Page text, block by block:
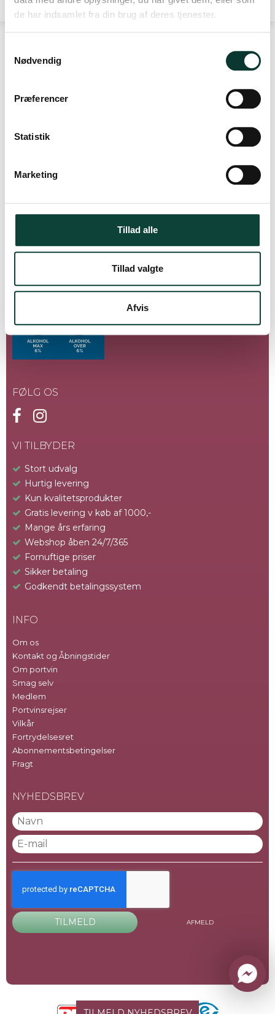
de har indsamlet fra din brug af deres tjenester.
Nødvendig
Præferencer
Statistik
Marketing
Tillad alle
Tillad valgte
Afvis
modnes videre på flaske. Den kan nydes nu efter
dekantering, men vil udvikle yderligere kompleksitet i årtier
eller særlige lejligheder, hvor volumen og kvalitet går hånd i
hånd.
DrikPortvin.dk ApS
Danmark
+45 228 228 00
CVR-nummer:32789080
FØLG OS
VI TILBYDER
Stort udvalg
Hurtig levering
Kun kvalitetsprodukter
Gratis levering v køb af 1000,-
Mange års erfaring
Webshop åben 24/7/365
Fornuftige priser
Sikker betaling
Godkendt betalingssystem
INFO
Om os
Kontakt og Åbningstider
Om portvin
Smag selv
Medlem
Portvinsrejser
Vilkår
Fortrydelsesret
Abonnementsbetingelser
Fragt
NYHEDSBREV
TILMELD AFMELD